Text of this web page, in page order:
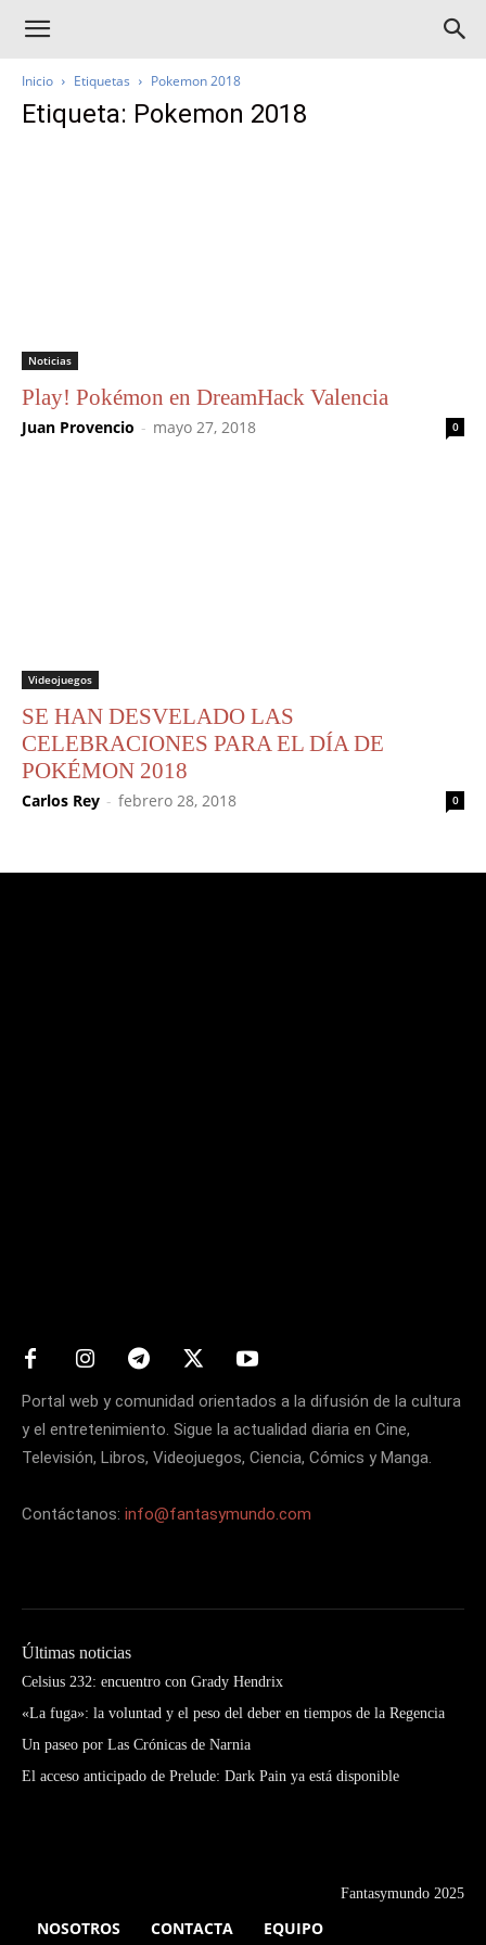
Inicio Etiquetas Pokemon 2018
Etiqueta: Pokemon 2018
Noticias
Play! Pokémon en DreamHack Valencia
Juan Provencio - mayo 27, 2018 0
Videojuegos
SE HAN DESVELADO LAS
CELEBRACIONES PARA EL DÍA DE
POKÉMON 2018
Carlos Rey - febrero 28, 2018 0
Portal web y comunidad orientados a la difusión de la cultura
y el entretenimiento. Sigue la actualidad diaria en Cine,
Televisión, Libros, Videojuegos, Ciencia, Cómics y Manga.
Contáctanos: info@fantasymundo.com
Últimas noticias
Celsius 232: encuentro con Grady Hendrix
«La fuga»: la voluntad y el peso del deber en tiempos de la Regencia
Un paseo por Las Crónicas de Narnia
El acceso anticipado de Prelude: Dark Pain ya está disponible
Fantasymundo 2025
NOSOTROS CONTACTA EQUIPO